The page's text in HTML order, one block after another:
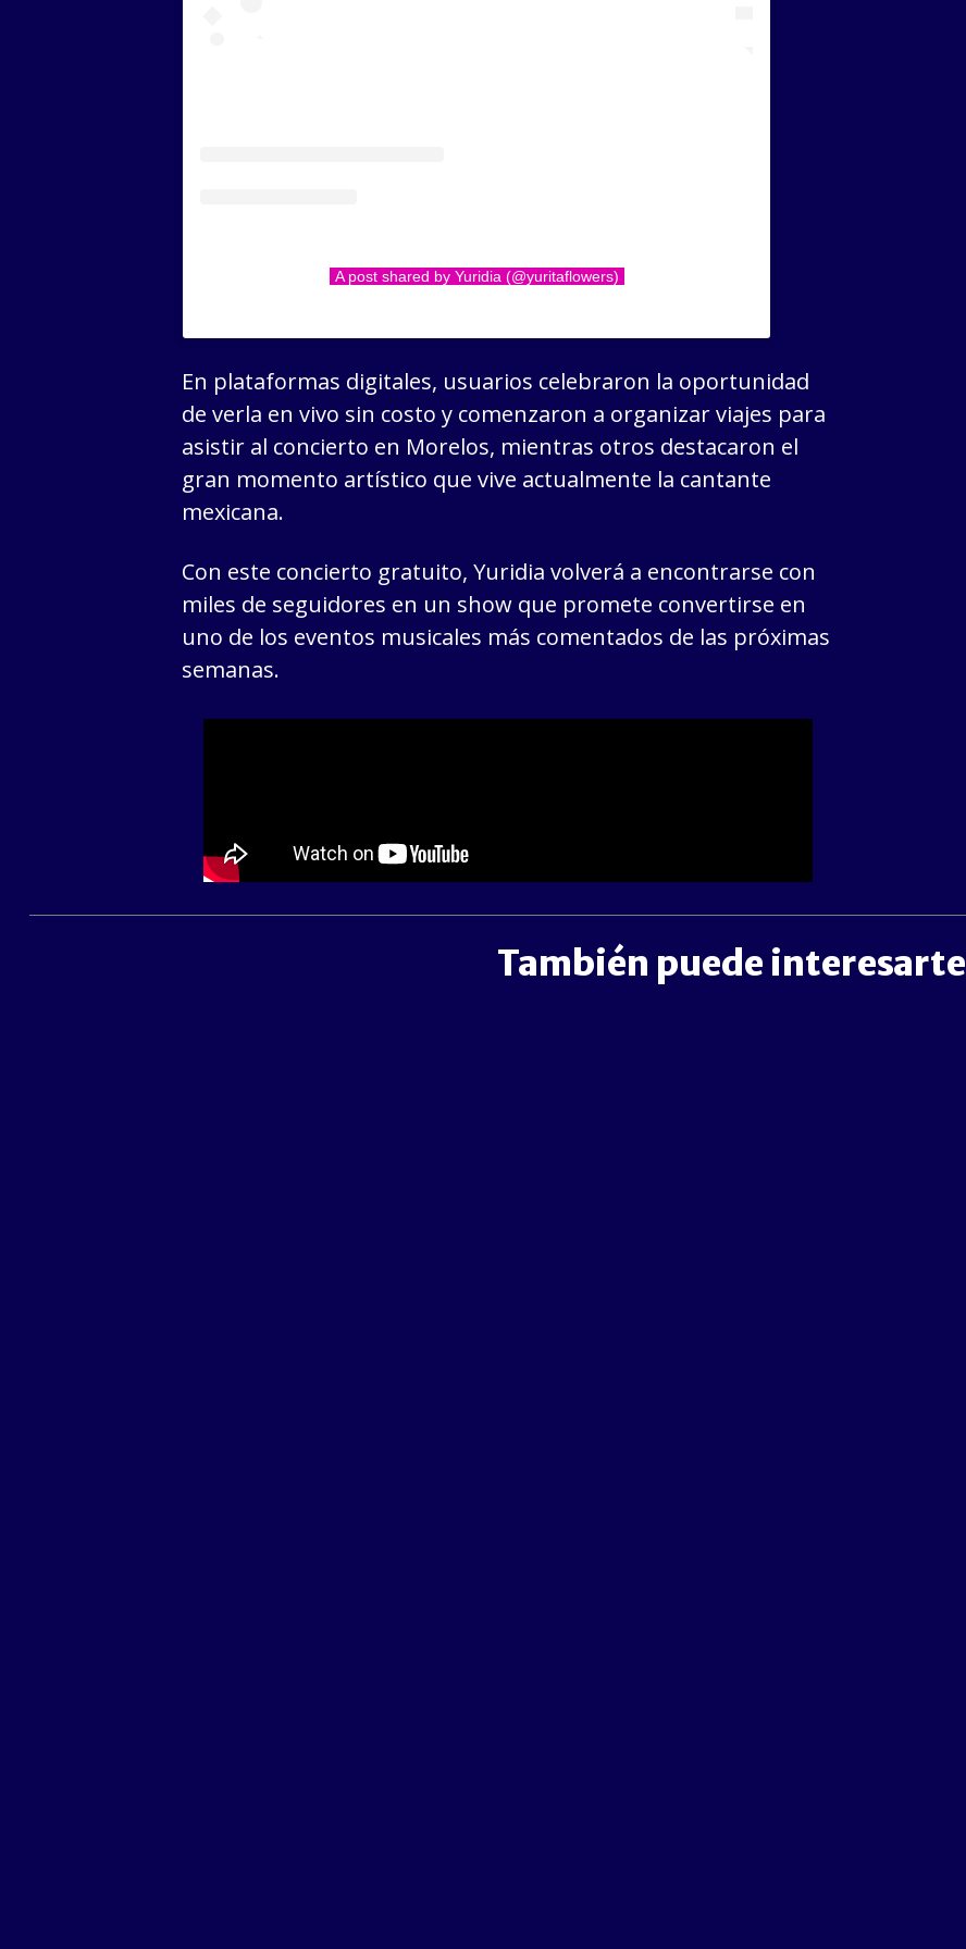
A post shared by Yuridia (@yuritaflowers)
En plataformas digitales, usuarios celebraron la oportunidad
de verla en vivo sin costo y comenzaron a organizar viajes para
asistir al concierto en Morelos, mientras otros destacaron el
gran momento artístico que vive actualmente la cantante
mexicana.
Con este concierto gratuito, Yuridia volverá a encontrarse con
miles de seguidores en un show que promete convertirse en
uno de los eventos musicales más comentados de las próximas
semanas.
También puede interesarte